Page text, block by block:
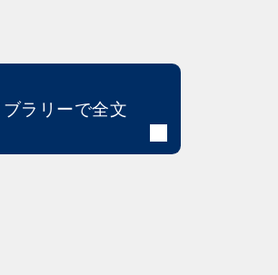
ラリーで全文